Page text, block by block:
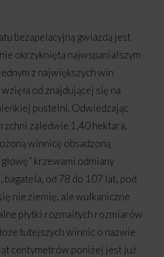
bezapelacyjną gwiazdą jest
okrzyknięta najwspanialszym
z największych win
od znajdującej się na
pustelni. Odwiedzając
zaledwie 1,40 hektara,
winnicę obsadzoną
krzewami odmiany
bagatela, od 78 do 107 lat, pod
nie ziemię, ale wulkaniczne
płytki rozmaitych rozmiarów
tutejszych winnic o nazwie
centymetrów poniżej jest już